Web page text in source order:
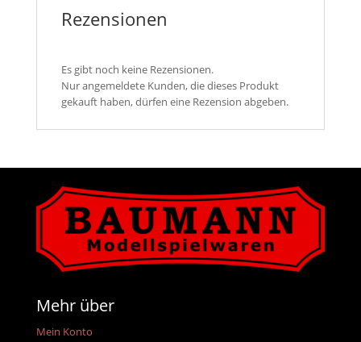
Rezensionen
Es gibt noch keine Rezensionen.
Nur angemeldete Kunden, die dieses Produkt
gekauft haben, dürfen eine Rezension abgeben.
Mehr über
Mein Konto